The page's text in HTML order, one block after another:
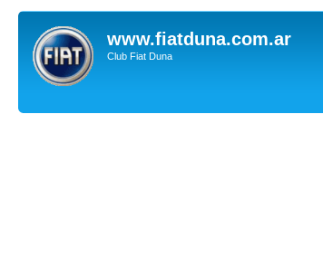
www.fiatduna.com.ar
Club Fiat Duna